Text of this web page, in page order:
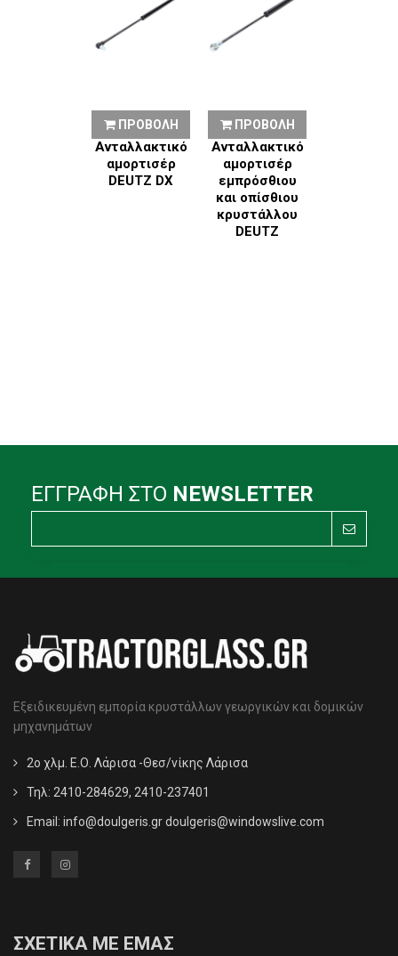
ΠΡΟΒΟΛΗ
Ανταλλακτικό
αμορτισέρ
DEUTZ DX
ΠΡΟΒΟΛΗ
Ανταλλακτικό
αμορτισέρ
εμπρόσθιου
και οπίσθιου
κρυστάλλου
DEUTZ
ΕΓΓΡΑΦΗ ΣΤΟ NEWSLETTER
Εξειδικευμένη εμπορία κρυστάλλων γεωργικών και δομικών
μηχανημάτων
2ο χλμ. Ε.Ο. Λάρισα -Θεσ/νίκης Λάρισα
Τηλ: 2410-284629, 2410-237401
Email: info@doulgeris.gr doulgeris@windowslive.com
ΣΧΕΤΙΚΑ ΜΕ ΕΜΑΣ